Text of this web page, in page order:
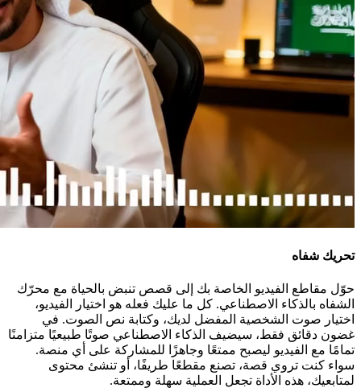
تحريك شفاه
حوّل مقاطع الفيديو الخاصة بك إلى قصص تنبض بالحياة مع محرّك
الشفاه بالذكاء الاصطناعي. كل ما عليك فعله هو اختيار الفيديو،
اختيار صوت الشخصية المفضل لديك، وكتابة نص الصوت. في
غضون دقائق فقط، سيضيف الذكاء الاصطناعي صوتًا طبيعيًا متزامنًا
تمامًا مع الفيديو ليصبح ممتعًا وجاهزًا للمشاركة على أي منصة.
سواء كنت تروي قصة، تصنع مقطعًا طريفًا، أو تنشئ محتوى
لمتابعيك، هذه الأداة تجعل العملية سهلة وممتعة.